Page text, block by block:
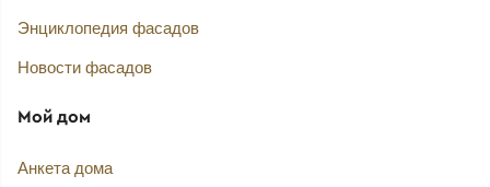
Энциклопедия фасадов
Новости фасадов
Мой дом
Анкета дома